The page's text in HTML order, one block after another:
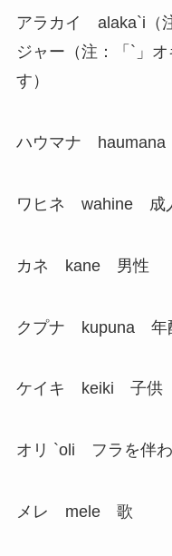
アラカイ alaka`i（
ジャー（注：「`」
す）
ハウマナ
ワヒネ wahine 成
カネ kane 男性
クプナ kupuna 年
ケイキ keiki 子供
オリ `oli フラを伴わ
メレ mele 歌